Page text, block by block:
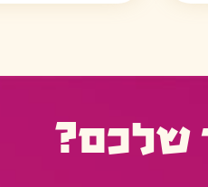
שלכם?